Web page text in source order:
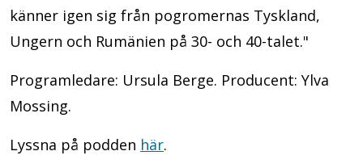
känner igen sig från pogromernas Tyskland,
Ungern och Rumänien på 30- och 40-talet."
Programledare: Ursula Berge. Producent: Ylva
Mossing.
Lyssna på podden här.